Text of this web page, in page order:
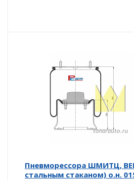
Пневморессора ШМИТЦ,
стальным стаканом) о.н.